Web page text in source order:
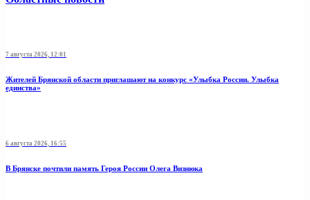
7 августа 2026, 12:01
Жителей Брянской области приглашают на конкурс «Улыбка России. Улыбка
единства»
6 августа 2026, 16:55
В Брянске почтили память Героя России Олега Визнюка